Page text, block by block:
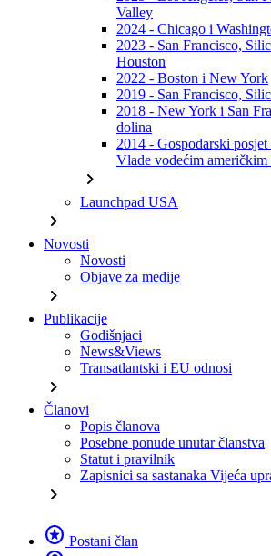
Valley
2024 - Chicago i
2023 - San Francisco,
Houston
2022 - Boston i New York
2019 - San Francisco,
2018 - New York i San
dolina
2014 - Gospodarski
Vlade vodećim
chevron_right
Launchpad USA
chevron_right
Novosti
Novosti
Objave za medije
chevron_right
Publikacije
Godišnjaci
News&Views
Transatlantski i EU odnosi
chevron_right
Članovi
Popis članova
Posebne ponude unutar članstva
Statut i pravilnik
Zapisnici sa sastanaka Vijeća
chevron_right
stars Postani član